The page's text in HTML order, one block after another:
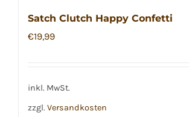
Satch Clutch Happy Confetti
€19,99
inkl. MwSt.
zzgl. Versandkosten